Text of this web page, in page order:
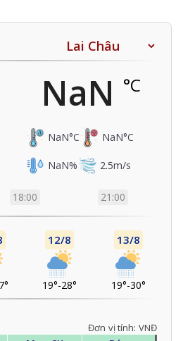
NaN °C
NaN°C NaN°C
NaN% 2.5m/s
18:00 21:00
12/8
19°-28°
13/8
19°-30°
Đơn vị tính: VNĐ